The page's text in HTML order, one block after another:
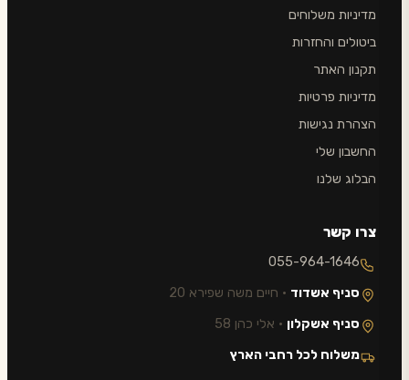
מדיניות משלוחים
ביטולים והחזרות
תקנון האתר
מדיניות פרטיות
הצהרת נגישות
החשבון שלי
הבלוג שלנו
צרו קשר
055-964-1646
סניף אשדוד · חיים משה שפירא 20
סניף אשקלון · אלי כהן 58
משלוח לכל רחבי הארץ